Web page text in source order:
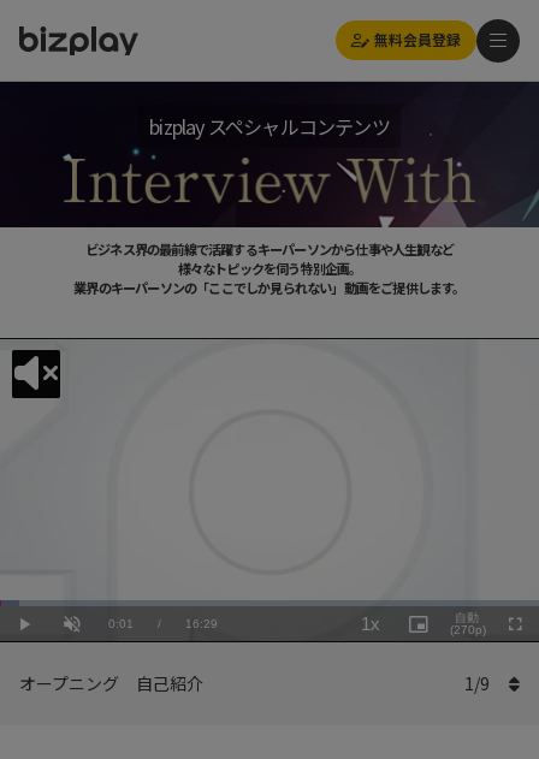
無料会員登録
bizplay スペシャルコンテンツ
ビジネス界の最前線で活躍するキーパーソンから仕事や人生観など
様々なトピックを伺う特別企画。
業界のキーパーソンの「ここでしか見られない」動画をご提供します。
Play UnmuteCurrent
0:01 / Duration
16:29
Loaded:
3.64%
1x
Rate
Picture-
in-
自動
(270p)
オープニング 自己紹介 1 /9